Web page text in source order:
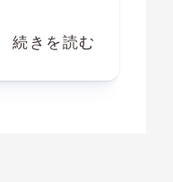
続きを読む